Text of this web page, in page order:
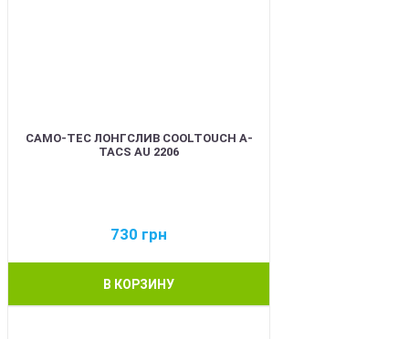
CAMO-TEC ЛОНГСЛИВ COOLTOUCH A-
TACS AU 2206
730 грн
В КОРЗИНУ